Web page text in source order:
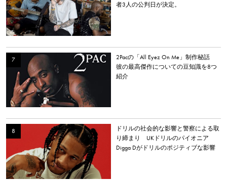
者3人の公判日が決定。
2Pacの「All Eyez On Me」制作秘話
彼の最高傑作についての豆知識を8つ
紹介
ドリルの社会的な影響と警察による取
り締まり UKドリルのパイオニア
Digga Dがドリルのポジティブな影響